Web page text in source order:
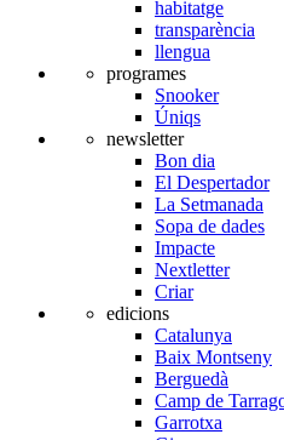
habitatge
transparència
llengua
programes
Snooker
Úniqs
newsletter
Bon dia
El Despertador
La Setmanada
Sopa de dades
Impacte
Nextletter
Criar
edicions
Catalunya
Baix Montseny
Berguedà
Camp de
Garrotxa